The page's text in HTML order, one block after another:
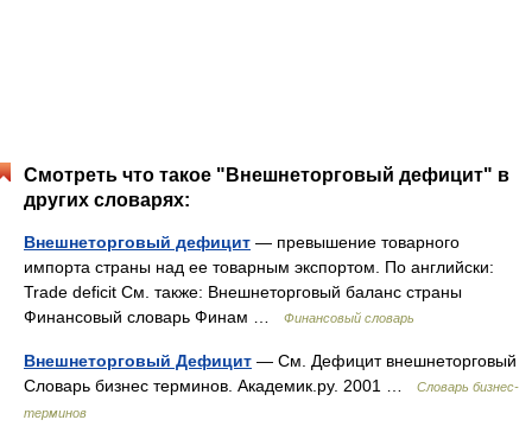
Смотреть что такое "Внешнеторговый дефицит" в
других словарях:
Внешнеторговый дефицит — превышение товарного
импорта страны над ее товарным экспортом. По английски:
Trade deficit См. также: Внешнеторговый баланс страны
Финансовый словарь Финам …
Финансовый словарь
Внешнеторговый Дефицит — См. Дефицит внешнеторговый
Словарь бизнес терминов. Академик.ру. 2001 …
Словарь бизнес-
терминов